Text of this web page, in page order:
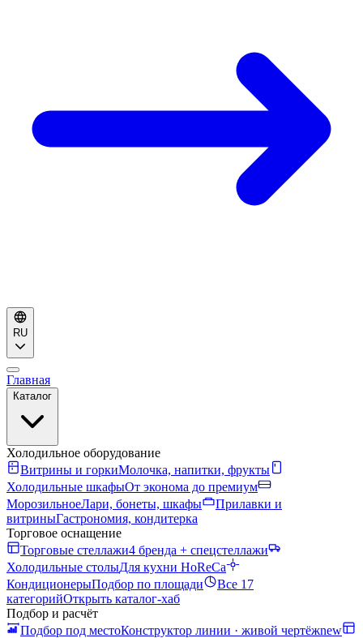
RU
Главная
Каталог
Холодильное оборудование
Витрины и горкиМолочка, напитки, фрукты
Холодильные шкафыОт эконома до премиум
МорозильноеЛари, бонеты, шкафы
Прилавки и
витриныГастрономия, кондитерка
Торговое оснащение
Торговые стеллажи4 бренда + спецстеллажи
Холодильные столыДля кухни HoReCa
КондиционерыПодбор по площади
Все 17
категорийОткрыть каталог-хаб
Подбор и расчёт
Подбор под местоКонструктор линии · живой чертёжnew